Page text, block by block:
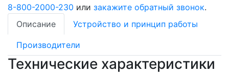
8-800-2000-230 или закажите обратный звонок.
Описание
Устройство и принцип работы
Производители
Технические характеристики